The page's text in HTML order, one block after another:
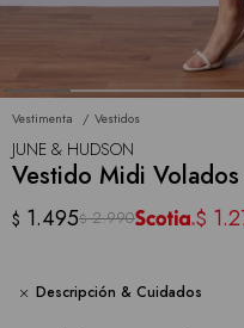
Vestimenta Vestidos
JUNE & HUDSON
Vestido Midi
$ 1.495$ 2.990 $
Descripción & Cuidados